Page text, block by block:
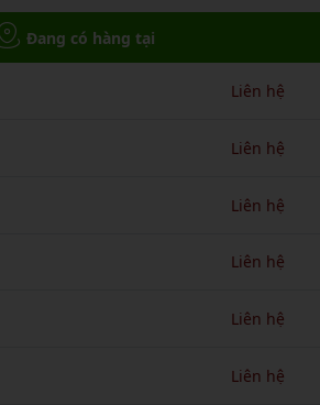
Đang có hàng tại
Liên hệ
Liên hệ
Liên hệ
Liên hệ
Liên hệ
Liên hệ